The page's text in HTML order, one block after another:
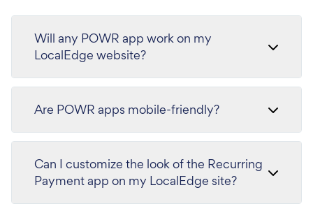
Will any POWR app work on my
LocalEdge website?
Are POWR apps mobile-friendly?
Can I customize the look of the Recurring
Payment app on my LocalEdge site?